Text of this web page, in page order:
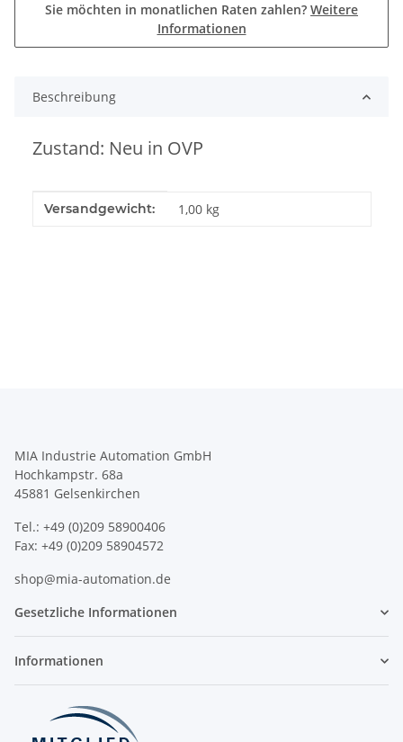
Sie möchten in monatlichen Raten zahlen? Weitere
Informationen
Beschreibung
Zustand: Neu in OVP
Produkteigenschaft
Wert
Versandgewicht: 1,00 kg
MIA Industrie Automation GmbH
Hochkampstr. 68a
45881 Gelsenkirchen
Tel.: +49 (0)209 58900406
Fax: +49 (0)209 58904572
shop@mia-automation.de
Gesetzliche Informationen
Informationen